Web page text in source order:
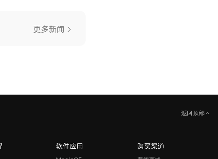
更多新闻
返回顶部
软件应用 购买渠道